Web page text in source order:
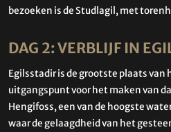
bezoeken is de Studlagil, met
DAG 2: VERBLIJF IN
Egilsstadir is de grootste plaats van
uitgangspunt voor het maken van
Hengifoss, een van de hoogste
waar de gelaagdheid van het